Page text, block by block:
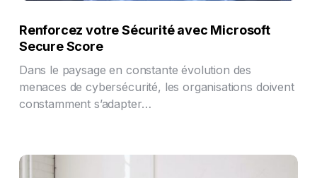
Renforcez votre Sécurité avec Microsoft
Secure Score
Dans le paysage en constante évolution des
menaces de cybersécurité, les organisations doivent
constamment s’adapter…